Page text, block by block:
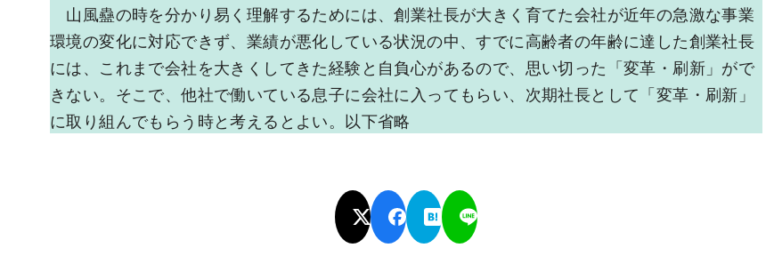
山風蠱の時を分かり易く理解するためには、創業社長が大きく育てた会社が近年の急激な事業
環境の変化に対応できず、業績が悪化している状況の中、すでに高齢者の年齢に達した創業社長
には、これまで会社を大きくしてきた経験と自負心があるので、思い切った「変革・刷新」がで
きない。そこで、他社で働いている息子に会社に入ってもらい、次期社長として「変革・刷新」
に取り組んでもらう時と考えるとよい。以下省略